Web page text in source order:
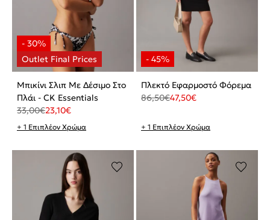
Μπικίνι Σλιπ Με Δέσιμο Στο
Πλάι - CK Essentials
33,00€23,10€
+ 1 Επιπλέον Χρώμα
Πλεκτό Εφαρμοστό Φόρεμα
86,50€47,50€
+ 1 Επιπλέον Χρώμα